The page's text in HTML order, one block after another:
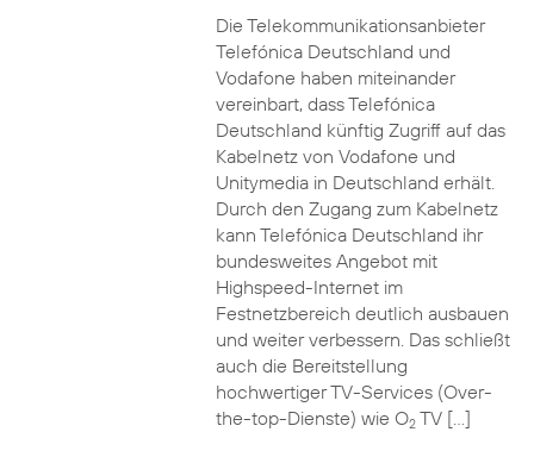
Die Telekommunikationsanbieter
Telefónica Deutschland und
Vodafone haben miteinander
vereinbart, dass Telefónica
Deutschland künftig Zugriff auf das
Kabelnetz von Vodafone und
Unitymedia in Deutschland erhält.
Durch den Zugang zum Kabelnetz
kann Telefónica Deutschland ihr
bundesweites Angebot mit
Highspeed-Internet im
Festnetzbereich deutlich ausbauen
und weiter verbessern. Das schließt
auch die Bereitstellung
hochwertiger TV-Services (Over-
the-top-Dienste) wie O2TV […]